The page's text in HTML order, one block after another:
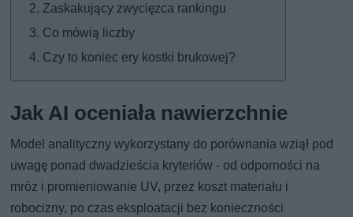
Zaskakujący zwycięzca rankingu
Co mówią liczby
Czy to koniec ery kostki brukowej?
Jak AI oceniała nawierzchnie
Model analityczny wykorzystany do porównania wziął pod
uwagę ponad dwadzieścia kryteriów - od odporności na
mróz i promieniowanie UV, przez koszt materiału i
robocizny, po czas eksploatacji bez konieczności